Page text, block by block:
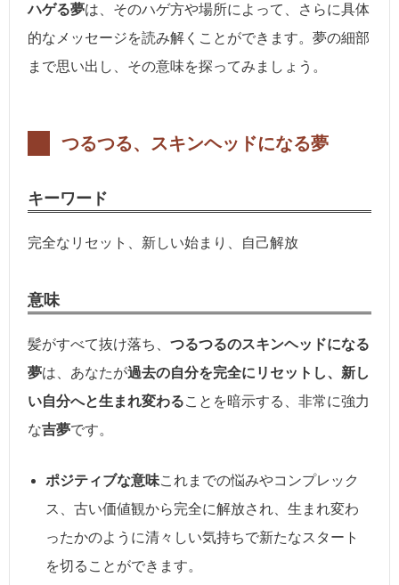
ハゲる夢は、そのハゲ方や場所によって、さらに具体
的なメッセージを読み解くことができます。夢の細部
まで思い出し、その意味を探ってみましょう。
つるつる、スキンヘッドになる夢
キーワード
完全なリセット、新しい始まり、自己解放
意味
髪がすべて抜け落ち、 つるつるのスキンヘッドになる
夢は、あなたが過去の自分を完全にリセットし、新し
い自分へと生まれ変わることを暗示する、非常に強力
な吉夢です。
ポジティブな意味これまでの悩みやコンプレック
ス、古い価値観から完全に解放され、生まれ変わ
ったかのように清々しい気持ちで新たなスタート
を切ることができます。